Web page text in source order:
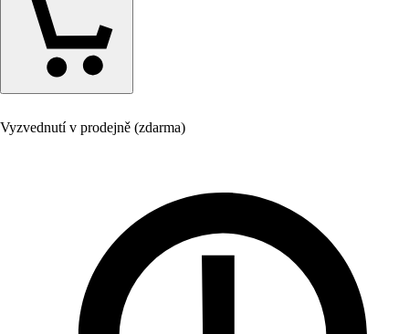
Vyzvednutí v prodejně (zdarma)